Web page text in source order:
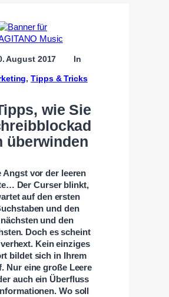
August 2017 In
, Tipps & Tricks
wie Sie
überwinden
Angst vor der leeren
Der Curser blinkt,
auf den ersten
und den
nächsten und den
Doch es scheint
Kein einziges
bildet sich in Ihrem
Nur eine große Leere
auch ein Überfluss
Wo soll